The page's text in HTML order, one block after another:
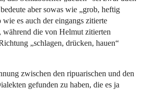
aber sowas wie „grob, heftig
es auch der eingangs zitierte
die von Helmut zitierten
„schlagen, drücken, hauen“
zwischen den ripuarischen und den
gefunden zu haben, die es ja